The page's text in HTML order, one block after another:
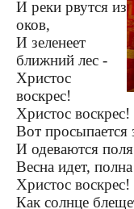
И реки рвутся из
оков,
И зеленеет
ближний лес -
Христос
воскрес!
Христос воскрес!
Вот просыпается
И одеваются
Весна идет,
Христос
Как солнце